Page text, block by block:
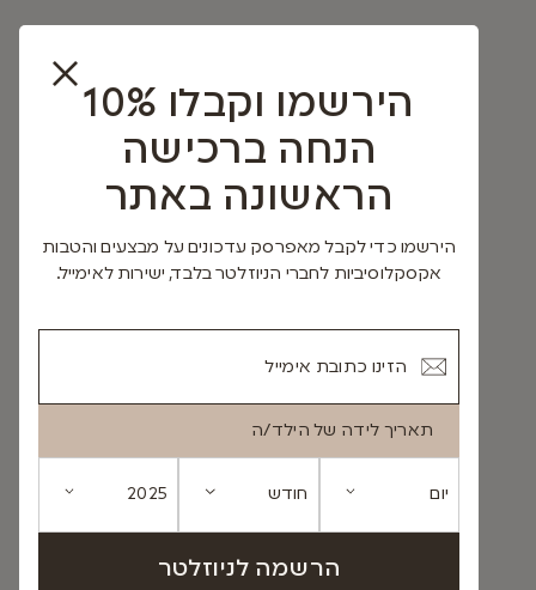
הירשמו וקבלו 10%
הנחה ברכישה
הראשונה באתר
הירשמו כדי לקבל מאפרסק עדכונים על מבצעים והטבות
אקסקלוסיביות לחברי הניוזלטר בלבד, ישירות לאימייל.
תאריך לידה של הילד/ה